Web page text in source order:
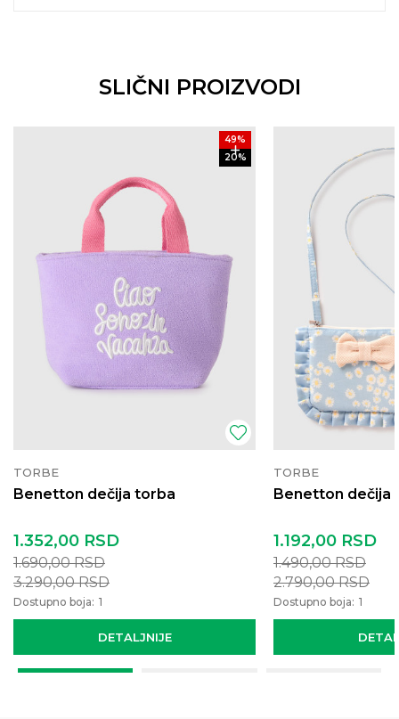
SLIČNI PROIZVODI
49%
20%
TORBE
Benetton dečija torba
DETALJNIJE
1.352,00 RSD
1.690,00RSD
3.290,00RSD
Dostupno boja: 1
TORBE
Benetton dečija
1.192,00 RSD
1.490,00RSD
2.790,00RSD
Dostupno boja: 1